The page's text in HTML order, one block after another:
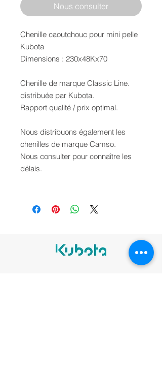
Nous consulter
Chenille caoutchouc pour mini pelle
Kubota
Dimensions : 230x48Kx70
Chenille de marque Classic Line.
distribuée par Kubota.
Rapport qualité / prix optimal.
Nous distribuons également les
chenilles de marque Camso.
Nous consulter pour connaître les
délais.